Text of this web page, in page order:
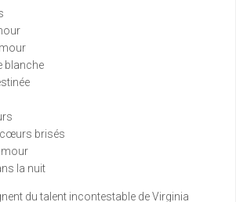
blanche
cœurs brisés
la nuit
du talent incontestable de Virginia